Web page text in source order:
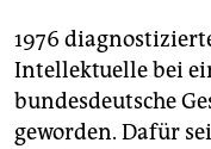
1976
Intellektuelle bei
bundesdeutsche
geworden. Dafür